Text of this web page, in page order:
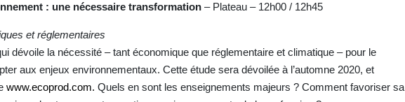
: une nécessaire transformation – Plateau – 12h00 / 12h45
et réglementaires
dévoile la nécessité – tant économique que réglementaire et climatique – pour le
aux enjeux environnementaux. Cette étude sera dévoilée à l’automne 2020, et
www.ecoprod.com. Quels en sont les enseignements majeurs ? Comment favoriser sa